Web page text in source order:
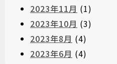
2023年11月 (1)
2023年10月 (3)
2023年8月 (4)
2023年6月 (4)